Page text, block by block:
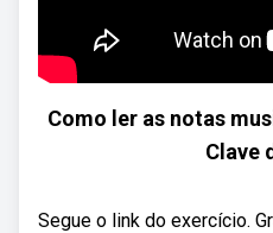
Como ler as notas
Clave
Segue o link do exercício.